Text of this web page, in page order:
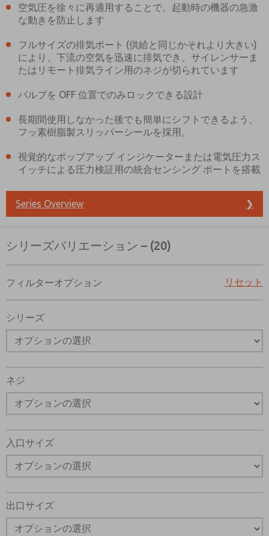
空気圧を徐々に再適用することで、起動時の機器の急激
な動きを防止します
フルサイズの排気ポート (供給と同じかそれより大きい)
により、下流の空気を迅速に排気でき、サイレンサーま
たはリモート排気ライン用のネジが切られています
バルブを OFF 位置でのみロックできる設計
長期間使用しなかった後でも簡単にシフトできるよう、
フッ素樹脂製スリッパーシールを採用。
視覚的なポップアップ インジケーターまたは電気圧力ス
イッチによる圧力検証用の統合センシング ポートを搭載
Series Overview ❯
シリーズバリエーション – (20)
フィルターオプション リセット
シリーズ
ネジ
入口サイズ
出口サイズ
ご希望の連絡方法は？
電子メール
電話番号
機能、製品性能などに関する最新情報を定期的に送って
*はい、プライバシー ポリシーを読みました。提供した
よび保存されることに同意します。私のデータは、私
るために厳密に指定された場合にのみ使用されます。お
送信することにより、処理に同意します。